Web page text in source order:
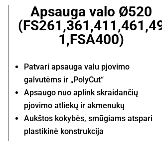
Apsauga valo Ø520
1,FSA400)
Patvari apsauga valu pjovimo
galvutėms ir „PolyCut“
Apsaugo nuo aplink skraidančių
pjovimo atliekų ir akmenukų
Aukštos kokybės, smūgiams atspari
plastikinė konstrukcija